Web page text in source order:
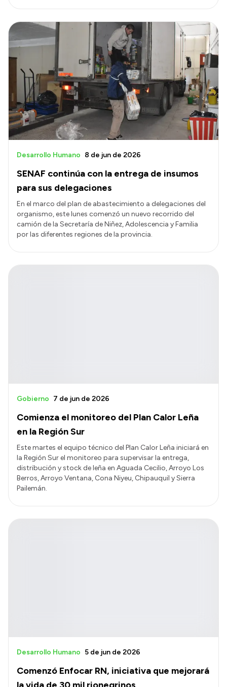
SENAF continúa con la entrega de insumos
para sus delegaciones
Desarrollo Humano 8 de jun de 2026
En el marco del plan de abastecimiento a delegaciones del
organismo, este lunes comenzó un nuevo recorrido del
camión de la Secretaría de Niñez, Adolescencia y Familia
por las diferentes regiones de la provincia.
Comienza el monitoreo del Plan Calor Leña
en la Región Sur
Gobierno 7 de jun de 2026
Este martes el equipo técnico del Plan Calor Leña iniciará en
la Región Sur el monitoreo para supervisar la entrega,
distribución y stock de leña en Aguada Cecilio, Arroyo Los
Berros, Arroyo Ventana, Cona Niyeu, Chipauquil y Sierra
Pailemán.
Comenzó Enfocar RN, iniciativa que mejorará
Desarrollo Humano 5 de jun de 2026